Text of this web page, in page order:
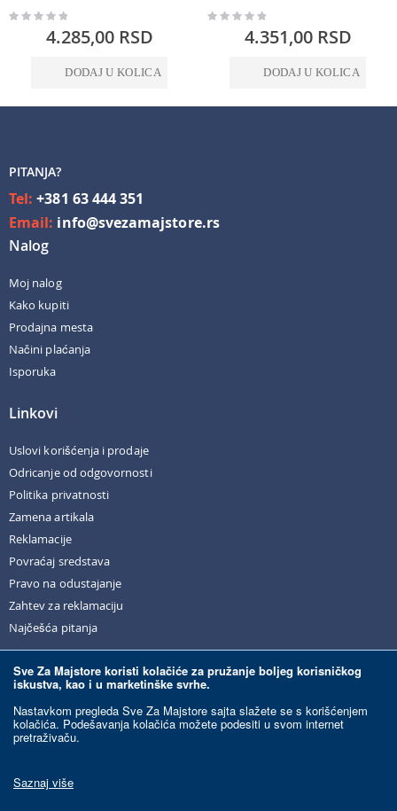
Sve Za Majstore koristi kolačiće za pružanje boljeg korisničkog
iskustva, kao i u marketinške svrhe.
Nastavkom pregleda Sve Za Majstore sajta slažete se s korišćenjem
kolačića. Podešavanja kolačića možete podesiti u svom internet
pretraživaču.
Saznaj više
Rating:
4.285,00 RSD
DODAJ U KOLICA
Rating:
4.351,00 RSD
DODAJ U KOLICA
PITANJA?
Tel:+381 63 444 351
Email: info@svezamajstore.rs
Nalog
Moj nalog
Kako kupiti
Prodajna mesta
Načini plaćanja
Isporuka
Linkovi
Uslovi korišćenja i prodaje
Odricanje od odgovornosti
Politika privatnosti
Zamena artikala
Reklamacije
Povraćaj sredstava
Pravo na odustajanje
Zahtev za reklamaciju
Najčešća pitanja
Razvoj sajta:
Uslovi korišćenja
© Sve Za Majstore. 2026. Sva prava zadržana.